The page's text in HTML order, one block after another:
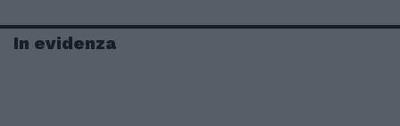
In evidenza